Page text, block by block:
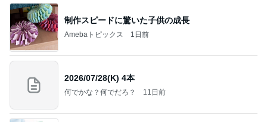
制作スピードに驚いた子供の成長
Amebaトピックス 1日前
2026/07/28(K) 4本
何でかな？何でだろ？ 11日前